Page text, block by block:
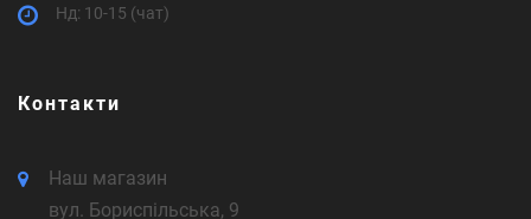
Нд: 10-15 (чат)
Контакти
Наш магазин
вул. Бориспільська, 9